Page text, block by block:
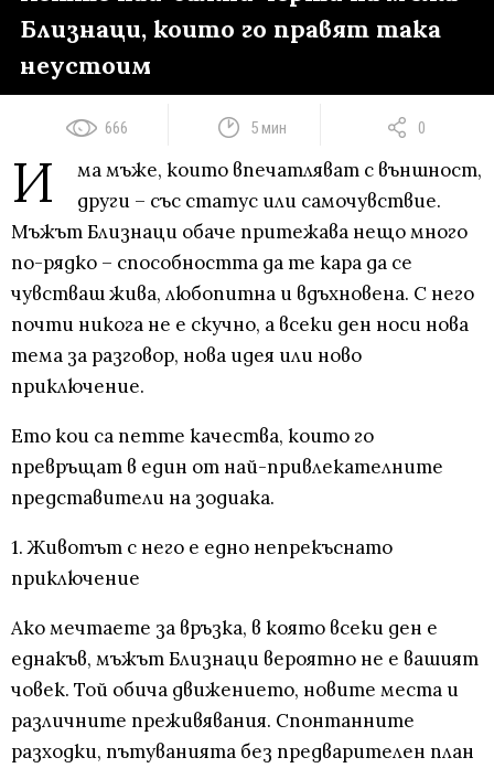
Близнаци, които го правят така
неустоим
666 5 мин 0
И
ма мъже, които впечатляват с външност,
други – със статус или самочувствие.
Мъжът Близнаци обаче притежава нещо много
по-рядко – способността да те кара да се
чувстваш жива, любопитна и вдъхновена. С него
почти никога не е скучно, а всеки ден носи нова
тема за разговор, нова идея или ново
приключение.
Ето кои са петте качества, които го
превръщат в един от най-привлекателните
представители на зодиака.
1. Животът с него е едно непрекъснато
приключение
Ако мечтаете за връзка, в която всеки ден е
еднакъв, мъжът Близнаци вероятно не е вашият
човек. Той обича движението, новите места и
различните преживявания. Спонтанните
разходки, пътуванията без предварителен план